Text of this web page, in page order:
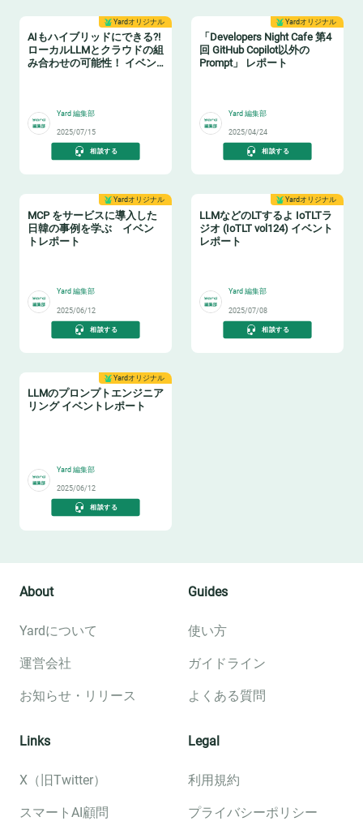
Yardオリジナル
AIもハイブリッドにできる?!
ローカルLLMとクラウドの組
み合わせの可能性！ イベン
Yard 編集部
2025/07/15
相談する
Yardオリジナル
「Developers Night Cafe 第4
回 GitHub Copilot以外の
Prompt」 レポート
Yard 編集部
2025/04/24
相談する
Yardオリジナル
MCP をサービスに導入した
日韓の事例を学ぶ イベン
トレポート
Yard 編集部
2025/06/12
相談する
Yardオリジナル
LLMなどのLTするよ IoTLTラ
ジオ (IoTLT vol124) イベント
レポート
Yard 編集部
2025/07/08
相談する
Yardオリジナル
LLMのプロンプトエンジニア
リング イベントレポート
Yard 編集部
2025/06/12
相談する
About
Yardについて
運営会社
お知らせ・リリース
Guides
使い方
ガイドライン
よくある質問
Links
X（旧Twitter）
スマートAI顧問
Legal
利用規約
プライバシーポリシー